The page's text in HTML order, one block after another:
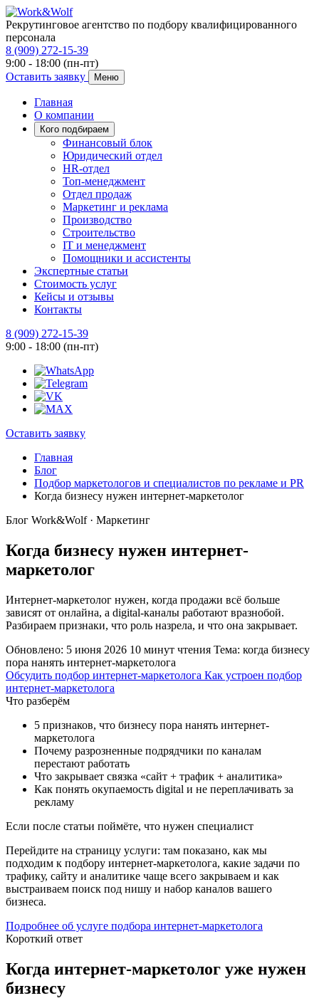
Рекрутинговое агентство по подбору квалифицированного
персонала
8 (909) 272-15-39
9:00 - 18:00 (пн-пт)
Оставить заявку
Меню
Главная
О компании
Кого подбираем
Финансовый блок
Юридический отдел
HR-отдел
Топ-менеджмент
Отдел продаж
Маркетинг и реклама
Производство
Строительство
IT и менеджмент
Помощники и ассистенты
Экспертные статьи
Стоимость услуг
Кейсы и отзывы
Контакты
8 (909) 272-15-39
9:00 - 18:00 (пн-пт)
Оставить заявку
Главная
Блог
Подбор маркетологов и специалистов по рекламе и PR
Когда бизнесу нужен интернет-маркетолог
Блог Work&Wolf · Маркетинг
Когда бизнесу нужен интернет-
маркетолог
Интернет-маркетолог нужен, когда продажи всё больше
зависят от онлайна, а digital-каналы работают вразнобой.
Разбираем признаки, что роль назрела, и что она закрывает.
Обновлено: 5 июня 2026 10 минут чтения Тема: когда бизнесу
пора нанять интернет-маркетолога
Обсудить подбор интернет-маркетолога Как устроен подбор
интернет-маркетолога
Что разберём
5 признаков, что бизнесу пора нанять интернет-
маркетолога
Почему разрозненные подрядчики по каналам
перестают работать
Что закрывает связка «сайт + трафик + аналитика»
Как понять окупаемость digital и не переплачивать за
рекламу
Если после статьи поймёте, что нужен специалист
Перейдите на страницу услуги: там показано, как мы
подходим к подбору интернет-маркетолога, какие задачи по
трафику, сайту и аналитике чаще всего закрываем и как
выстраиваем поиск под нишу и набор каналов вашего
бизнеса.
Подробнее об услуге подбора интернет-маркетолога
Короткий ответ
Когда интернет-маркетолог уже нужен
бизнесу